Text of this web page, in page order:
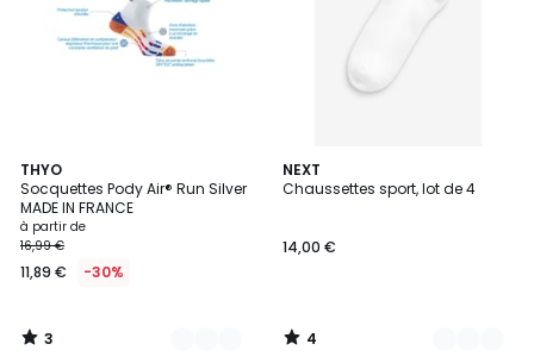
THYO
Socquettes Pody Air® Run Silver
MADE IN FRANCE
à partir de
16,99 €
11,89 € -30%
3
/
5
7
Couleurs
3
/
NEXT
Chaussettes sport, lot de 4
14,00 €
4
/
2
Couleurs
4
/